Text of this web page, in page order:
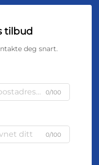
tilbud
deg snart.
0/100
0/100